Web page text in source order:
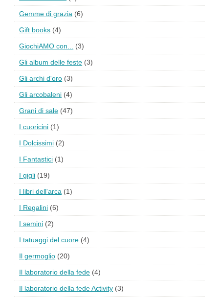
Gemme di grazia (6)
Gift books (4)
GiochiAMO con... (3)
Gli album delle feste (3)
Gli archi d'oro (3)
Gli arcobaleni (4)
Grani di sale (47)
I cuoricini (1)
I Dolcissimi (2)
I Fantastici (1)
I gigli (19)
I libri dell'arca (1)
I Regalini (6)
I semini (2)
I tatuaggi del cuore (4)
Il germoglio (20)
Il laboratorio della fede (4)
Il laboratorio della fede Activity (3)